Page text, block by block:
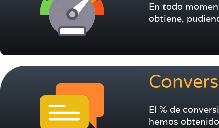
En todo
obtiene,
El % de
hemos